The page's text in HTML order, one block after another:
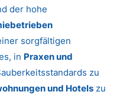
der hohe
sorgfältigen
in Praxen und
zu
und Hotels zu